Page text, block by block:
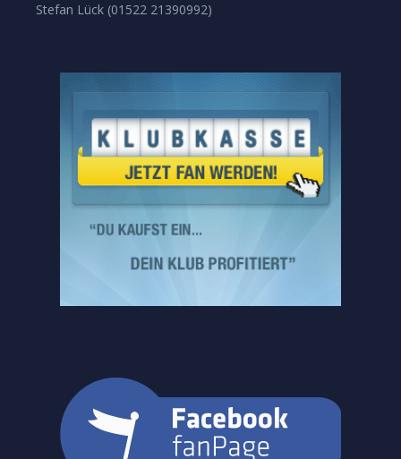
Stefan Lück (01522 21390992)